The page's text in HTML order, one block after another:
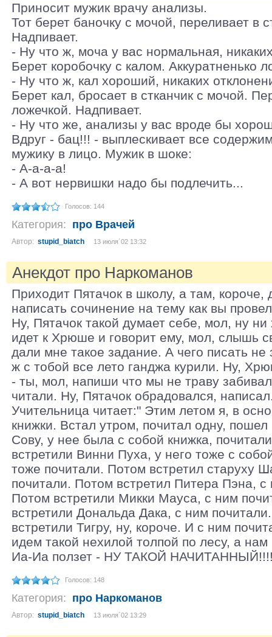
Приносит мужик врачу анализы.
Тот берет баночку с мочой, переливает в
Надпивает.
- Ну что ж, моча у вас нормальная,
Берет коробочку с калом. Аккуратненько
- Ну что ж, кал хороший, никаких
Берет кал, бросает в стканчик с мочой.
ложечкой. Надпивает.
- Ну что же, анализы у вас вроде бы
Вдруг - бац!!! - выплескивает все
мужику в лицо. Мужик в шоке:
- А-а-а-а!
- А вот нервишки надо бы подлечить...
Голосов: 144
Категория: про Врачей
Автор: stupid_biatch 13 июля´02 13:32
Анекдот про Наркоманов
Приходит Пятачок в школу, а там, короче,
написать сочинение на тему как вы
Ну, Пятачок такой думает себе, мол, ну
идет к Хрюше и говорит ему, мол, слышь
дали мне такое задание. А чего писать не
ж с тобой все лето ганджа курили. Ну,
- ты, мол, напиши что мы не траву
читали. Ну, Пятачок обрадовался,
Учительница читает:" Этим летом я, в
книжки. Встал утром, почитал одну, пошел
Сову, у нее была с собой книжка,
встретили Винни Пуха, у него тоже с
тоже почитали. Потом встретил старуху
почитали. Потом встретил Питера Пэна, с
Потом встретили Микки Мауса, с ним
встретили Дональда Дака, с ним
встретили Тигру, ну, короче. И с ним
идем такой нехилой толпой по лесу, а нам
Иа-Иа ползет - НУ ТАКОЙ
Голосов: 148
Категория: про Наркоманов
Автор: stupid_biatch 13 июля´02 13:29